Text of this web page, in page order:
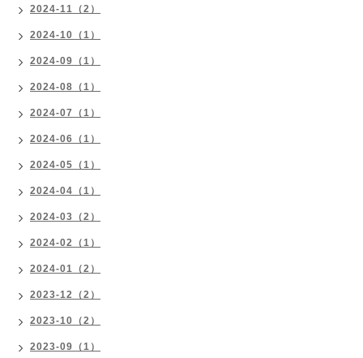
2024-11（2）
2024-10（1）
2024-09（1）
2024-08（1）
2024-07（1）
2024-06（1）
2024-05（1）
2024-04（1）
2024-03（2）
2024-02（1）
2024-01（2）
2023-12（2）
2023-10（2）
2023-09（1）